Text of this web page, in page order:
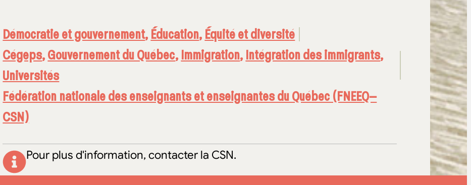
Démocratie et gouvernement,Éducation,Équité et diversité
Cégeps,Gouvernement du Québec,Immigration,Intégration des immigrants,
Universités
Fédération nationale des enseignants et enseignantes du Québec (FNEEQ–
CSN)
Pour plus d'information, contacter la CSN.